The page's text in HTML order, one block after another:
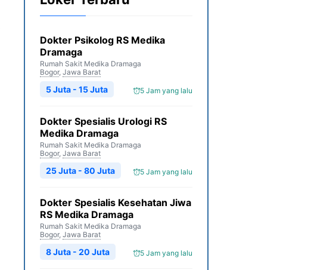
Dokter Psikolog RS Medika
Dramaga
Rumah Sakit Medika Dramaga
Bogor, Jawa Barat
5 Jam yang lalu
5 Juta - 15 Juta
Dokter Spesialis Urologi RS
Medika Dramaga
Rumah Sakit Medika Dramaga
Bogor, Jawa Barat
5 Jam yang lalu
25 Juta - 80 Juta
Dokter Spesialis Kesehatan Jiwa
RS Medika Dramaga
Rumah Sakit Medika Dramaga
Bogor, Jawa Barat
5 Jam yang lalu
8 Juta - 20 Juta